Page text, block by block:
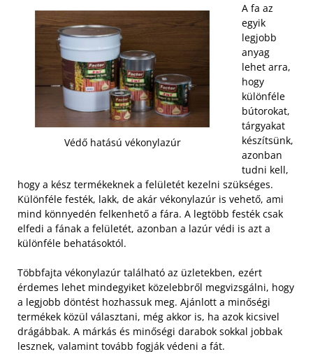
Védő hatású vékonylazúr
A fa az
egyik
legjobb
anyag
lehet arra,
hogy
különféle
bútorokat,
tárgyakat
készítsünk,
azonban
tudni kell,
hogy a kész termékeknek a felületét kezelni szükséges.
Különféle festék, lakk, de akár vékonylazúr is vehető, ami
mind könnyedén felkenhető a fára. A legtöbb festék csak
elfedi a fának a felületét, azonban a lazúr védi is azt a
különféle behatásoktól.
Többfajta vékonylazúr található az üzletekben, ezért
érdemes lehet mindegyiket közelebbről megvizsgálni, hogy
a legjobb döntést hozhassuk meg. Ajánlott a minőségi
termékek közül választani, még akkor is, ha azok kicsivel
drágábbak. A márkás és minőségi darabok sokkal jobbak
lesznek, valamint tovább fogják védeni a fát.